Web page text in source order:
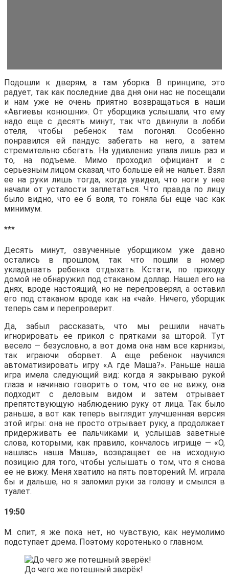
Подошли к дверям, а там уборка. В принципе, это
радует, так как последние два дня они нас не посещали
и нам уже не очень приятно возвращаться в наши
«Авгиевы конюшни». От уборщика услышали, что ему
надо еще с десять минут, так что двинули в лобби
отеля, чтобы ребенок там погонял. Особенно
понравился ей пандус: забегать на него, а затем
стремительно сбегать. На удивление упала лишь раз и
то, на подъеме. Мимо проходил официант и с
серьезным лицом сказал, что больше ей не нальет. Взял
ее на руки лишь тогда, когда увидел, что ноги у нее
начали от усталости заплетаться. Что правда по лицу
было видно, что ее б воля, то гоняла бы еще час как
минимум.
***
Десять минут, озвученные уборщиком уже давно
остались в прошлом, так что пошли в номер
укладывать ребенка отдыхать. Кстати, по приходу
домой не обнаружил под стаканом доллар. Нашел его на
днях, вроде настоящий, но не перепроверял, а оставил
его под стаканом вроде как на «чай». Ничего, уборщик
теперь сам и перепроверит.
Да, забыл рассказать, что мы решили начать
игнорировать ее прикол с прятками за шторой. Тут
весело — безусловно, а вот дома она нам все карнизы,
так играючи оборвет. А еще ребенок научился
автоматизировать игру «А где Маша?». Раньше наша
игра имела следующий вид: когда я закрываю рукой
глаза и начинаю говорить о том, что ее не вижу, она
подходит с деловым видом и затем отрывает
препятствующую наблюдению руку от лица. Так было
раньше, а вот как теперь выглядит улучшенная версия
этой игры: она не просто отрывает руку, а продолжает
придерживать ее пальчиками и, услышав заветные
слова, которыми, как правило, кончалось игрище — «О,
нашлась наша Маша», возвращает ее на исходную
позицию для того, чтобы услышать о том, что я снова
ее не вижу. Меня хватило на пять повторений. М. играла
бы и дальше, но я заломил руки за голову и смылся в
туалет.
19:50
М. спит, я же пока нет, но чувствую, как неумолимо
подступает дрема. Поэтому коротенько о главном.
До чего же потешный зверёк!